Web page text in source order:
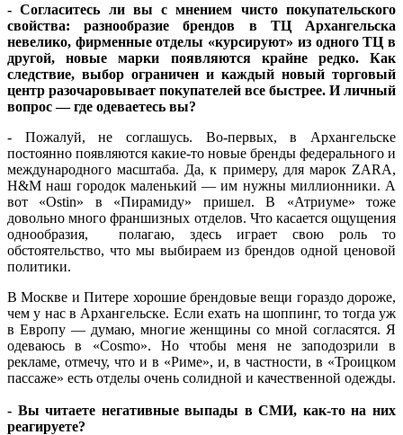
- Согласитесь ли вы с мнением чисто покупательского
свойства: разнообразие брендов в ТЦ Архангельска
невелико, фирменные отделы «курсируют» из одного ТЦ в
другой, новые марки появляются крайне редко. Как
следствие, выбор ограничен и каждый новый торговый
центр разочаровывает покупателей все быстрее. И личный
вопрос — где одеваетесь вы?
- Пожалуй, не соглашусь. Во-первых, в Архангельске
постоянно появляются какие-то новые бренды федерального и
международного масштаба. Да, к примеру, для марок ZARA,
H&M наш городок маленький — им нужны миллионники. А
вот «Ostin» в «Пирамиду» пришел. В «Атриуме» тоже
довольно много франшизных отделов. Что касается ощущения
однообразия, полагаю, здесь играет свою роль то
обстоятельство, что мы выбираем из брендов одной ценовой
политики.
В Москве и Питере хорошие брендовые вещи гораздо дороже,
чем у нас в Архангельске. Если ехать на шоппинг, то тогда уж
в Европу — думаю, многие женщины со мной согласятся. Я
одеваюсь в «Cosmo». Но чтобы меня не заподозрили в
рекламе, отмечу, что и в «Риме», и, в частности, в «Троицком
пассаже» есть отделы очень солидной и качественной одежды.
- Вы читаете негативные выпады в СМИ, как-то на них
реагируете?